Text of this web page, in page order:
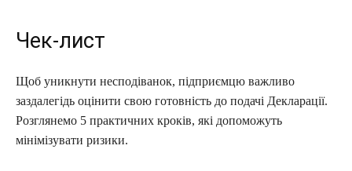
Чек-лист
Щоб уникнути несподіванок, підприємцю важливо
заздалегідь оцінити свою готовність до подачі Декларації.
Розглянемо 5 практичних кроків, які допоможуть
мінімізувати ризики.